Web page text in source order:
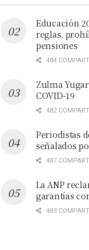
Educación
reglas,
pensiones
484
Zulma
COVID-19
482
Periodistas
señalados
487
La ANP
garantías
483